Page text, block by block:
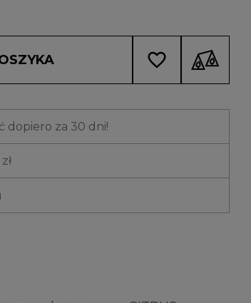
favorite_border
dopiero za 30 dni!